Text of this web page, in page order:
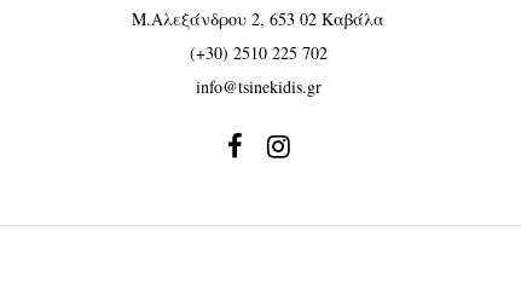
Μ.Αλεξάνδρου 2, 653 02 Καβάλα
(+30) 2510 225 702
info@tsinekidis.gr
 